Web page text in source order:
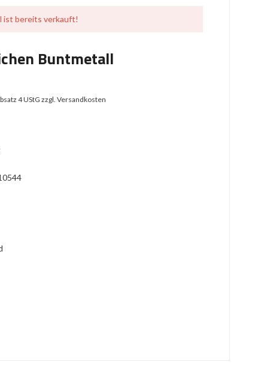
ist bereits verkauft!
Buntmetall
4 UStGzzgl. Versandkosten